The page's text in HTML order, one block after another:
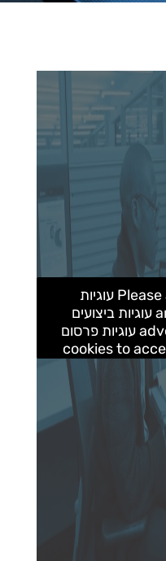
Please accept functional עוגיות
פונקציונליות, analytics עוגיות ביצועים
ואנליטיקה, advertisement עוגיות פרסום